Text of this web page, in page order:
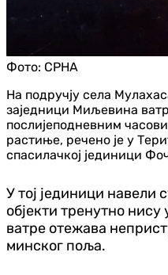
Фото: СРНА
На подручју села
заједници Миљевина
послијеподневним
растиње, речено је у
спасилачкој јединици
У тој јединици навели
објекти тренутно
ватре отежава
минског поља.